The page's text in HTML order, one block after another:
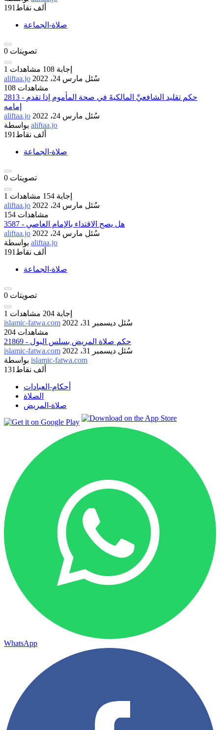
191ألف نقاط
صلاة-الجماعة
0 تصويتات
1 إجابة 108 مشاهدات
aliftaa.jo
سُئل مارس 24، 2022
108 مشاهدات
2813 - حكم تقليد الشافعيِّ المالكيةَ في صحة المأموم إذا تقدم
إمامه
aliftaa.jo
سُئل مارس 24، 2022
aliftaa.jo
191ألف نقاط
صلاة-الجماعة
0 تصويتات
1 إجابة 154 مشاهدات
aliftaa.jo
سُئل مارس 24، 2022
154 مشاهدات
3587 - هل يصح الاقتداء بالإمام العاصي
aliftaa.jo
سُئل مارس 24، 2022
aliftaa.jo
191ألف نقاط
صلاة-الجماعة
0 تصويتات
1 إجابة 204 مشاهدات
islamic-fatwa.com
سُئل ديسمبر 31، 2022
204 مشاهدات
21869 - حكم صلاة المريض بسلس البول
islamic-fatwa.com
سُئل ديسمبر 31، 2022
islamic-fatwa.com
131ألف نقاط
أحكام-العبادات
الصلاة
صلاة-المريض
WhatsApp